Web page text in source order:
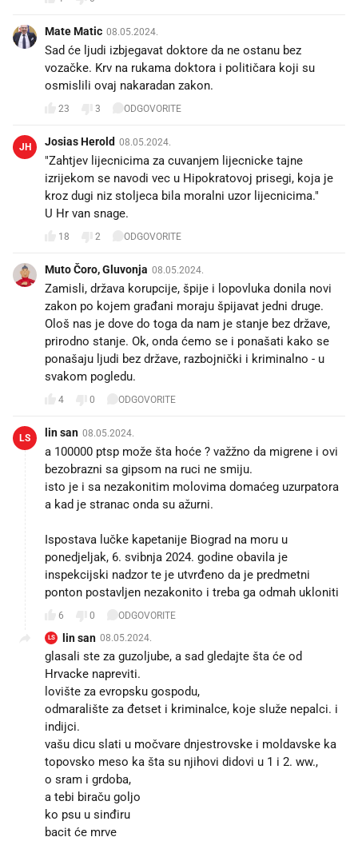
Mate Matic 08.05.2024.
Sad će ljudi izbjegavat doktore da ne ostanu bez
vozačke. Krv na rukama doktora i političara koji su
osmislili ovaj nakaradan zakon.
23 3 ODGOVORITE
JH Josias Herold 08.05.2024.
"Zahtjev lijecnicima za cuvanjem lijecnicke tajne
izrijekom se navodi vec u Hipokratovoj prisegi, koja je
kroz dugi niz stoljeca bila moralni uzor lijecnicima."
U Hr van snage.
18 2 ODGOVORITE
Muto Čoro, Gluvonja 08.05.2024.
Zamisli, država korupcije, špije i lopovluka donila novi
zakon po kojem građani moraju špijavat jedni druge.
Ološ nas je dove do toga da nam je stanje bez države,
prirodno stanje. Ok, onda ćemo se i ponašati kako se
ponašaju ljudi bez države, razbojnički i kriminalno - u
svakom pogledu.
4 0 ODGOVORITE
LS lin san 08.05.2024.
a 100000 ptsp može šta hoće ? važžno da migrene i ovi
bezobrazni sa gipsom na ruci ne smiju.
isto je i sa nezakonitim molovima domaćeg uzurpatora
a kad je stranac onda su ažurni.
Ispostava lučke kapetanije Biograd na moru u
ponedjeljak, 6. svibnja 2024. godine obavila je
inspekcijski nadzor te je utvrđeno da je predmetni
ponton postavljen nezakonito i treba ga odmah ukloniti
6 0 ODGOVORITE
LS lin san 08.05.2024.
glasali ste za guzoljube, a sad gledajte šta će od
Hrvacke napreviti.
lovište za evropsku gospodu,
odmaralište za đetset i kriminalce, koje služe nepalci. i
indijci.
vašu dicu slati u močvare dnjestrovske i moldavske ka
topovsko meso ka šta su njihovi didovi u 1 i 2. ww.,
o sram i grdoba,
a tebi biraču goljo
ko psu u sinđiru
bacit će mrve